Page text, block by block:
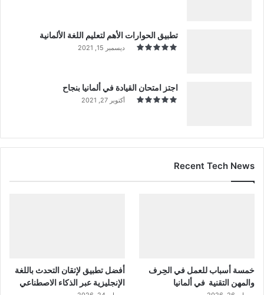
تطبيق الحوارات الأهم لتعليم اللغة الألمانية
ديسمبر 15, 2021
اجتز امتحان القيادة في ألمانيا بنجاح
أكتوبر 27, 2021
Recent Tech News
خمسة أسباب للعمل في الحِرف
والمهن التقنية في ألمانيا
أفضل تطبيق لإتقان التحدث باللغة
الإنجليزية عبر الذكاء الاصطناعي